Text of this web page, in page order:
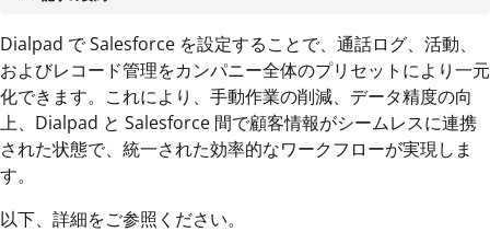
Dialpad で Salesforce を設定することで、通話ログ、活動、
およびレコード管理をカンパニー全体のプリセットにより一元
化できます。これにより、手動作業の削減、データ精度の向
上、Dialpad と Salesforce 間で顧客情報がシームレスに連携
された状態で、統一された効率的なワークフローが実現しま
す。
以下、詳細をご参照ください。